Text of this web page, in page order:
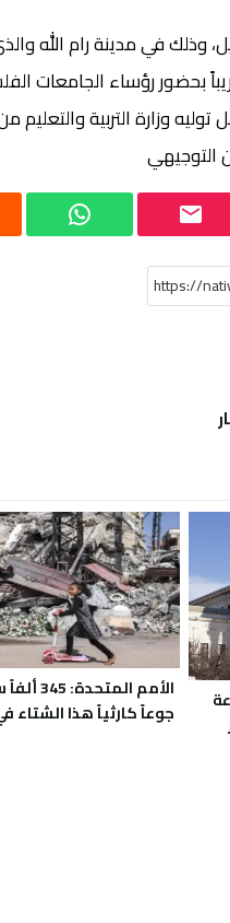
وذلك في مدينة رام
بحضور رؤساء الجامعات
وزارة التربية
التوجيهي
الأمم
جوعاً كارثياً هذا الشتاء